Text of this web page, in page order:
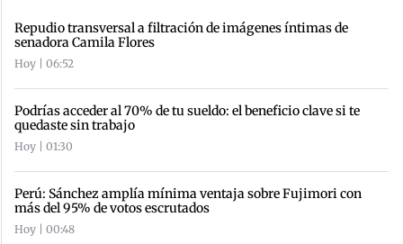
Repudio transversal a filtración de imágenes íntimas de
senadora Camila Flores
Hoy | 06:52
Podrías acceder al 70% de tu sueldo: el beneficio clave si te
quedaste sin trabajo
Hoy | 01:30
Perú: Sánchez amplía mínima ventaja sobre Fujimori con
más del 95% de votos escrutados
Hoy | 00:48